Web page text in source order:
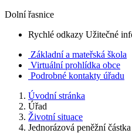
Dolní řasnice
Rychlé odkazy Užitečné
Základní a mateřská škola
Virtuální prohlídka obce
Podrobné kontakty úřadu
Úvodní stránka
Úřad
Životní situace
Jednorázová peněžní